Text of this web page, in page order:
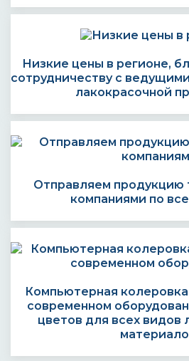
Низкие цены в регионе,
сотрудничеству с
лакокрасочной
Отправляем продукцию
компаниями по
Компьютерная
современном
цветов для всех видов